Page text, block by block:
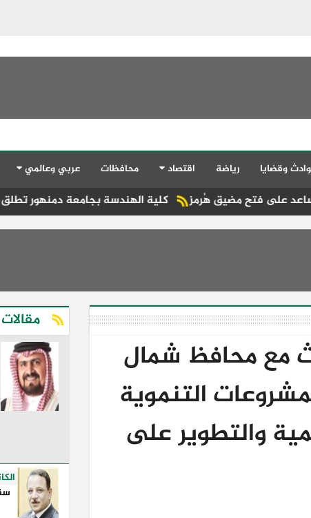
وقضايا رياضة اقتصاد محافظات عربي وعالمي
كلية الهندسة بجامعة دمنهور تطلق فعاليات هُرمز
مع محافظ شمال
التنموية
والتطوير على